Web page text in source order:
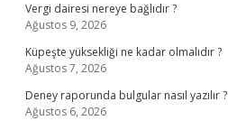
Vergi dairesi nereye bağlıdır ?
Ağustos 9, 2026
Küpeşte yüksekliği ne kadar olmalıdır ?
Ağustos 7, 2026
Deney raporunda bulgular nasıl yazılır ?
Ağustos 6, 2026